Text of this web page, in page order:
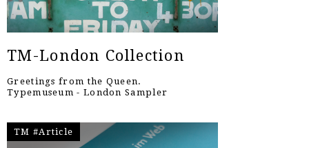
TM-London Collection
Greetings from the Queen.
Typemuseum - London Sampler
TM #Article